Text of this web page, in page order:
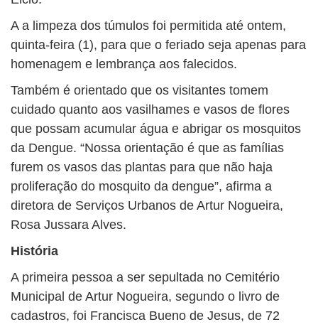
A a limpeza dos túmulos foi permitida até ontem,
quinta-feira (1), para que o feriado seja apenas para
homenagem e lembrança aos falecidos.
Também é orientado que os visitantes tomem
cuidado quanto aos vasilhames e vasos de flores
que possam acumular água e abrigar os mosquitos
da Dengue. “Nossa orientação é que as famílias
furem os vasos das plantas para que não haja
proliferação do mosquito da dengue”, afirma a
diretora de Serviços Urbanos de Artur Nogueira,
Rosa Jussara Alves.
História
A primeira pessoa a ser sepultada no Cemitério
Municipal de Artur Nogueira, segundo o livro de
cadastros, foi Francisca Bueno de Jesus, de 72